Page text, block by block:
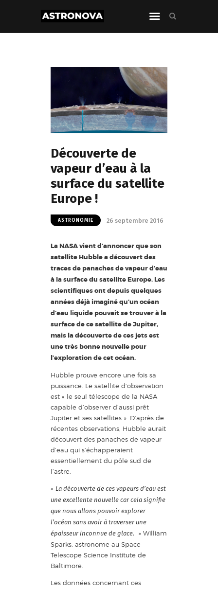
Découverte de
vapeur d’eau à la
surface du satellite
Europe !
ASTRONOMIE 26 septembre 2016
La NASA vient d’annoncer que son
satellite Hubble a découvert des
traces de panaches de vapeur d’eau
à la surface du satellite Europe. Les
scientifiques ont depuis quelques
années déjà imaginé qu’un océan
d’eau liquide pouvait se trouver à la
surface de ce satellite de Jupiter,
mais la découverte de ces jets est
une très bonne nouvelle pour
l’exploration de cet océan.
Hubble prouve encore une fois sa
puissance. Le satellite d’observation
est « le seul télescope de la NASA
capable d’observer d’aussi prêt
Jupiter et ses satellites ». D’après de
récentes observations, Hubble aurait
découvert des panaches de vapeur
d’eau qui s’échapperaient
essentiellement du pôle sud de
l’astre.
« La découverte de ces vapeurs d’eau est
une excellente nouvelle car cela signifie
que nous allons pouvoir explorer
l’océan sans avoir à traverser une
épaisseur inconnue de glace. » William
Sparks, astronome au Space
Telescope Science Institute de
Baltimore.
Les données concernant ces